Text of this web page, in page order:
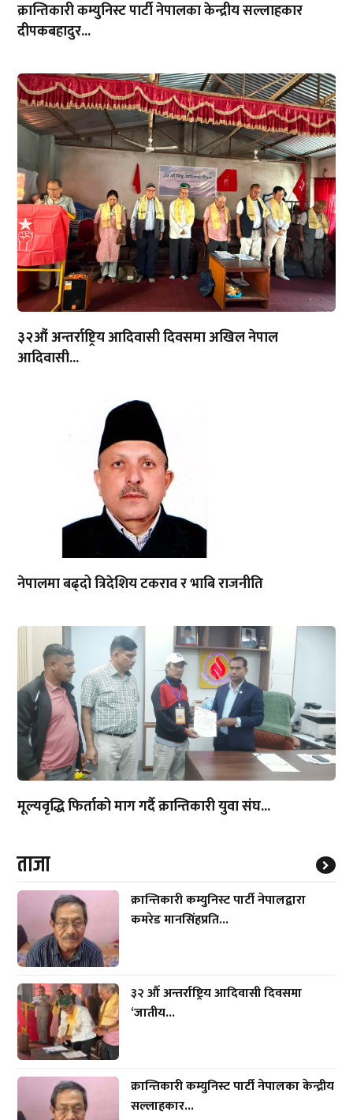
क्रान्तिकारी कम्युनिस्ट पार्टी नेपालका केन्द्रीय सल्लाहकार
दीपकबहादुर...
३२औं अन्तर्राष्ट्रिय आदिवासी दिवसमा अखिल नेपाल
आदिवासी...
नेपालमा बढ्दो त्रिदेशिय टकराव र भाबि राजनीति
मूल्यवृद्धि फिर्ताको माग गर्दै क्रान्तिकारी युवा संघ...
ताजा
क्रान्तिकारी कम्युनिस्ट पार्टी नेपालद्वारा
कमरेड मानसिंहप्रति...
३२ औँ अन्तर्राष्ट्रिय आदिवासी दिवसमा
‘जातीय...
क्रान्तिकारी कम्युनिस्ट पार्टी नेपालका केन्द्रीय
सल्लाहकार...